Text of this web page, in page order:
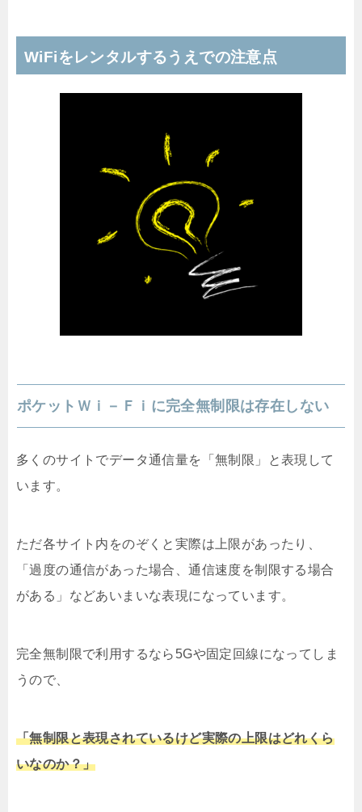
WiFiをレンタルするうえでの注意点
ポケットＷｉ－Ｆｉに完全無制限は存在しない
多くのサイトでデータ通信量を「無制限」と表現して
います。
ただ各サイト内をのぞくと実際は上限があったり、
「過度の通信があった場合、通信速度を制限する場合
がある」などあいまいな表現になっています。
完全無制限で利用するなら5Gや固定回線になってしま
うので、
「無制限と表現されているけど実際の上限はどれくら
いなのか？」